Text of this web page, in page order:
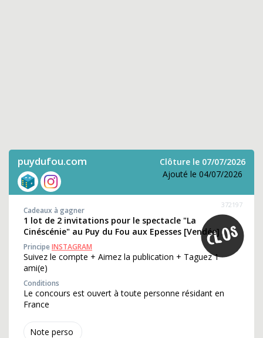
puydufou.com
Clôture le 07/07/2026
Ajouté le 04/07/2026
Note perso
372197
Cadeaux à gagner
1 lot de 2 invitations pour le spectacle "La
Cinéscénie" au Puy du Fou aux Epesses [Vendée]
PrincipeINSTAGRAM
Suivez le compte + Aimez la publication + Taguez 1
ami(e)
Conditions
Le concours est ouvert à toute personne résidant en
France